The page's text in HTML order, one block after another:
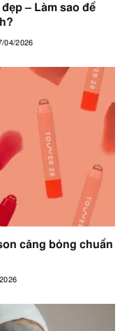
– Làm sao để
04/2026
căng bỏng chuẩn